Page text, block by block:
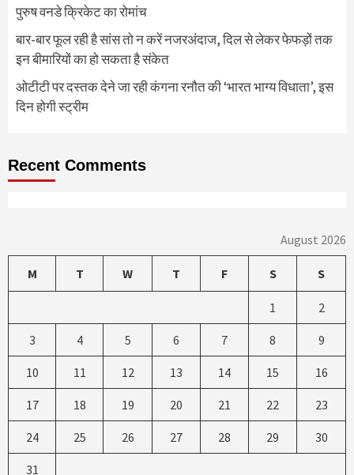
पुरुष वनडे क्रिकेट का रोमांच
बार-बार फूल रही है सांस तो न करें नजरअंदाज, दिल से लेकर फेफड़ों तक
इन बीमारियों का हो सकता है संकेत
ओटीटी पर दस्तक देने जा रही कंगना रनौत की ‘भारत भाग्य विधाता’, इस
दिन होगी स्ट्रीम
Recent Comments
August 2026
M T W T F S S
1 2
3 4 5 6 7 8 9
10 11 12 13 14 15 16
17 18 19 20 21 22 23
24 25 26 27 28 29 30
31